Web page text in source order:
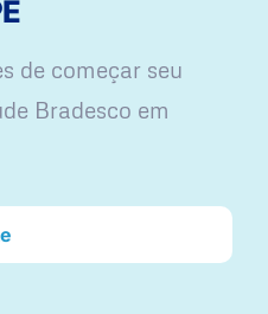
de começar seu
Bradesco em